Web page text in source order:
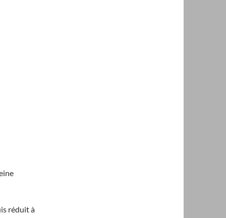
réduit à